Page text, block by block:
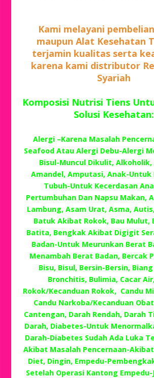
Kami melayani
maupun Alat Kesehatan
terjamin kualitas serta
karena kami distributor
Syariah
Komposisi Nutrisi Tiens
Solusi Kesehatan:
Alergi –Karena Masalah
Seafood Atau Alergi Debu-Alergi
Bisul-Muncul Dikulit, Alkoholik,
Amandel, Amputasi, Anak-Untuk
Tubuh-Untuk Kecerdasan
Pertumbuhan Dan Napsu Makan,
Lambung, Asam Urat, Asma,
Batuk Akibat Rokok, Bau Mulut,
Batita, Bengkak Akibat Digigit
Badan-Untuk Meurunkan Berat
Menambah Berat Badan, Bercak
Bisu, Bisul, Bersin-Bersin,
Bronchitis, Bulimia, Cacar
Rokok/Kecanduan Rokok, Candu
Candu Narkoba/Kecanduan
Cantengan, Darah Rendah, Darah
Darah, Diabetes-Untuk
Darah-Diabetes Sudah Ada Luka
Akibat Masalah Pencernaan-
Diet, Dingin, Empedu-
Setelah Operasi Kantong